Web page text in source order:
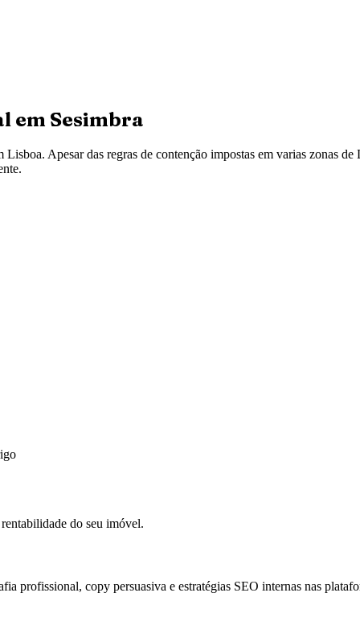
em Sesimbra
Apesar das regras de contenção impostas em varias zonas
do seu imóvel.
profissional, copy persuasiva e estratégias SEO internas nas